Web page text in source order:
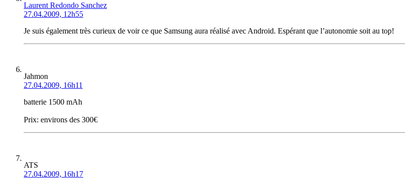
Laurent Redondo Sanchez
27.04.2009, 12h55
Je suis également très curieux de voir ce que Samsung aura réalisé avec Android. Espérant que l’autonomie soit au top!
Jahmon
27.04.2009, 16h11
batterie 1500 mAh
Prix: environs des 300€
ATS
27.04.2009, 16h17